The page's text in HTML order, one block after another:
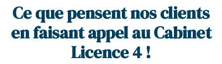
Ce que pensent nos clients
en faisant appel au Cabinet
Licence 4 !